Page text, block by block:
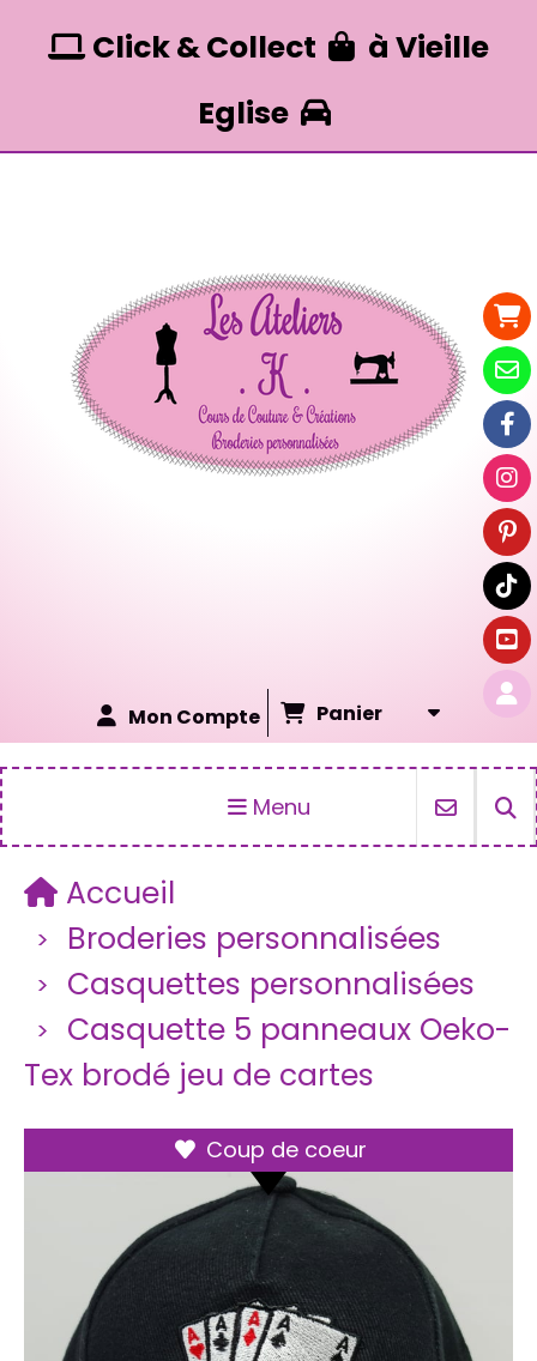
 Click & Collect  à Vieille
Eglise 
Mon Compte Panier
Menu
Accueil
Broderies personnalisées
Casquettes personnalisées
Casquette 5 panneaux Oeko-
Tex brodé jeu de cartes
Coup de coeur